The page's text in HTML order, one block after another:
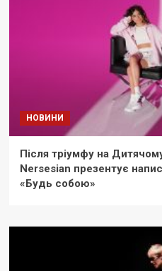
НОВИНИ
Після тріумфу на
Nersesian презентує
«Будь собою»